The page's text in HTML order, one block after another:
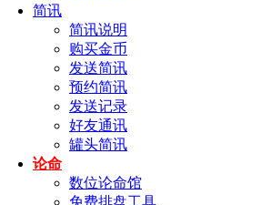
简讯
简讯说明
购买金币
发送简讯
预约简讯
发送记录
好友通讯
罐头简讯
论命
数位论命馆
免费排盘工具